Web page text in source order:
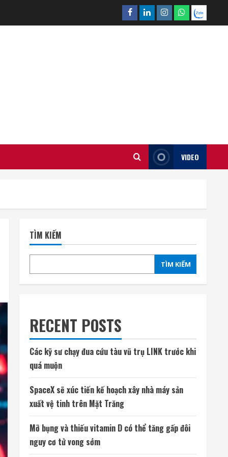
Facebook
LinkedinInstagram
What’sapp
Zalo
VIDEO
TÌM KIẾM
TÌM KIẾM
RECENT POSTS
Các kỹ sư chạy đua cứu tàu vũ trụ LINK trước khi
quá muộn
SpaceX sẽ xúc tiến kế hoạch xây nhà máy sản
xuất vệ tinh trên Mặt Trăng
Mỡ bụng và thiếu vitamin D có thể tăng gấp đôi
nguy cơ tử vong sớm